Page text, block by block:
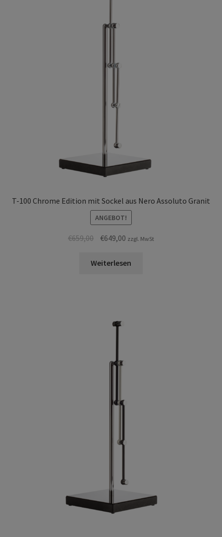
T-100 Chrome Edition mit Sockel aus Nero Assoluto Granit
ANGEBOT!
€659,00
Ursprünglicher
war:
€649,00Aktueller
ist:
zzgl. MwSt
Weiterlesen